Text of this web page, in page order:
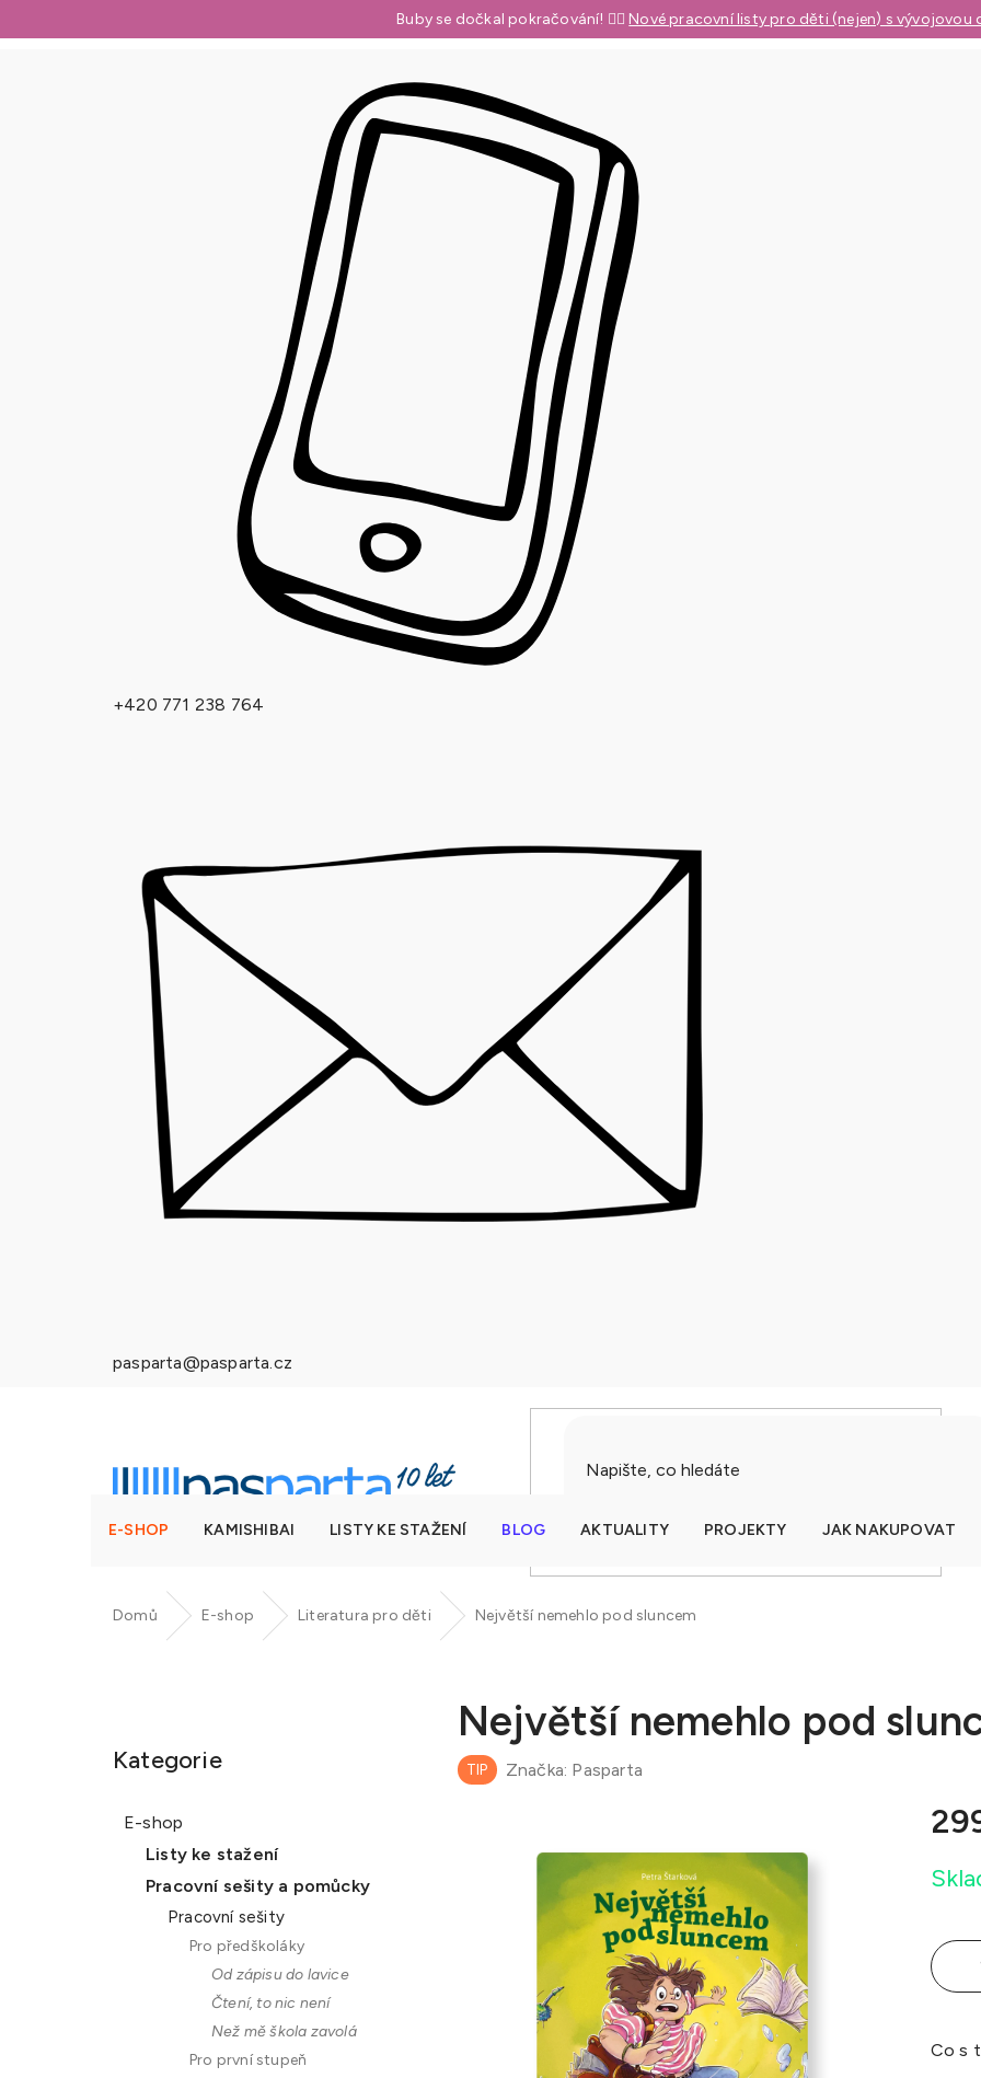
na
Buby se dočkal pokračování! 👉🏼Nové pracovní listy pro děti (nejen) s vývojovou
+420 771 238 764
pasparta@pasparta.cz
E-SHOP KAMISHIBAI LISTY KE STAŽENÍ BLOG AKTUALITY PROJEKTY JAK NAKUPOVAT
Domů E-shop Literatura pro děti Největší nemehlo pod sluncem
Kategorie
E-shop
Listy ke stažení
Pracovní sešity a pomůcky
Pracovní sešity
Pro předškoláky
Od zápisu do lavice
Čtení, to nic není
Než mě škola zavolá
Pro první stupeň
Největší nemehlo pod
TIP Značka: Pasparta
cena:
Co s